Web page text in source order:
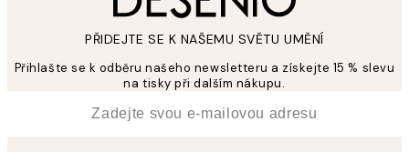
PŘIDEJTE SE K NAŠEMU SVĚTU UMĚNÍ
Přihlašte se k odběru našeho newsletteru a získejte 15 % slevu
na tisky při dalším nákupu.